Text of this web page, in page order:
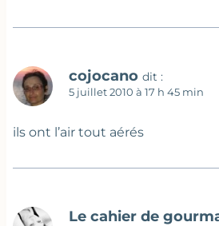
cojocano dit :
5 juillet 2010 à 17 h 45 min
ils ont l’air tout aérés
Le cahier de